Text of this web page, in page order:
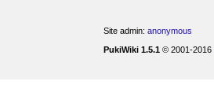
Site admin: anonymous
PukiWiki 1.5.1 © 2001-2016